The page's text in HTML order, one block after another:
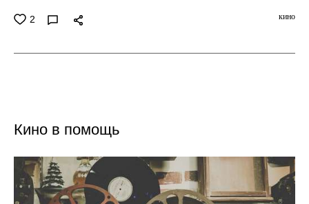
2 кино
Кино в помощь